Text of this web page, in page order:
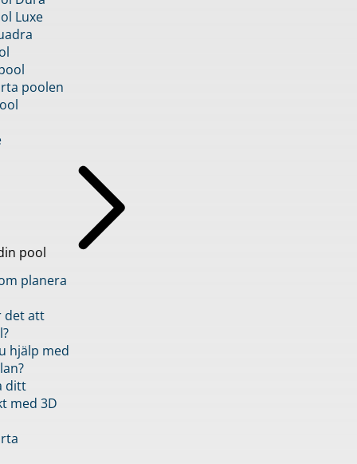
Luxe
poolen
pool
planera
det att
hjälp med
ditt
med 3D